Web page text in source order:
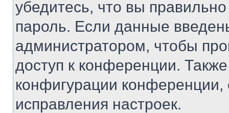
убедитесь, что вы
пароль. Если данные
администратором, чтобы
доступ к конференции.
конфигурации
исправления настроек.